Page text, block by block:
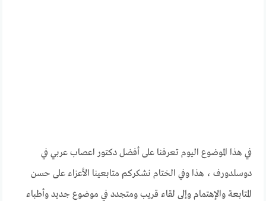
في هذا الموضوع اليوم تعرفنا على أفضل دكتور اعصاب عربي في
دوسلدورف ، هذا وفي الختام نشكركم متابعينا الأعزاء على حسن
المتابعة والإهتمام وإلى لقاء قريب ومتجدد في موضوع جديد وأطباء